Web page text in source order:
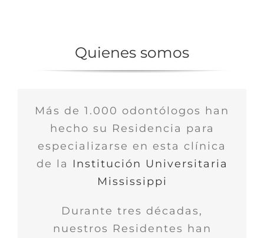
Quienes somos
Más de 1.000 odontólogos han
hecho su Residencia para
especializarse en esta clínica
de la Institución Universitaria
Mississippi
Durante tres décadas,
nuestros Residentes han